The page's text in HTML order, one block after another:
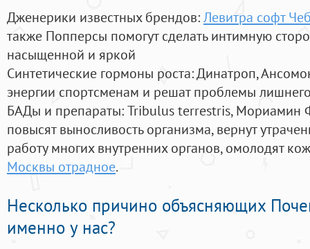
Дженерики известных брендов:Левитра софт
также Попперсы помогут сделать интимную
насыщенной и яркой
Синтетические гормоны роста: Динатроп,
энергии спортсменам и решат проблемы
БАДы и препараты:Tribulus terrestris, Мориамин
повысят выносливость организма, вернут
работу многих внутренних органов, омолодят
Москвы отрадное.
Несколько причино объясняющих
именно у нас?